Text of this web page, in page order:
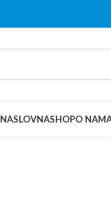
NASLOVNASHOPO